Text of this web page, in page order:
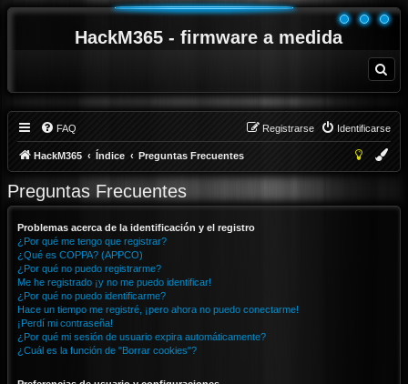
HackM365 - firmware a medida
u
FAQ Identificarse
Registrarse
HackM365 Índice Preguntas Frecuentes
Preguntas Frecuentes
Problemas acerca de la identificación y el registro
¿Por qué me tengo que registrar?
¿Qué es COPPA? (APPCO)
¿Por qué no puedo registrarme?
Me he registrado ¡y no me puedo identificar!
¿Por qué no puedo identificarme?
Hace un tiempo me registré, ¡pero ahora no puedo conectarme!
¡Perdí mi contraseña!
¿Por qué mi sesión de usuario expira automáticamente?
¿Cuál es la función de "Borrar cookies"?